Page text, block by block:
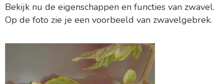
Bekijk nu de eigenschappen en functies van zwavel.
Op de foto zie je een voorbeeld van zwavelgebrek.